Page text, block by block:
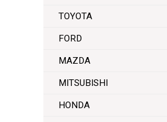
TOYOTA
FORD
MAZDA
MITSUBISHI
HONDA